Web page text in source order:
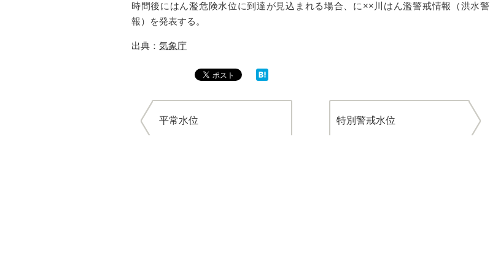
時間後にはん濫危険水位に到達が見込まれる場合、に××川はん濫警戒情報（洪水警
報）を発表する。
出典： 気象庁
平常水位 特別警戒水位